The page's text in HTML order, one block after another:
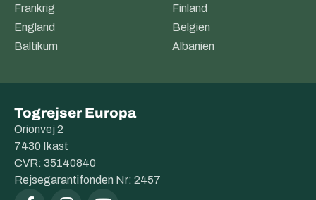
Frankrig
Finland
England
Belgien
Baltikum
Albanien
Togrejser Europa
Orionvej 2
7430 Ikast
CVR: 35140840
Rejsegarantifonden Nr: 2457